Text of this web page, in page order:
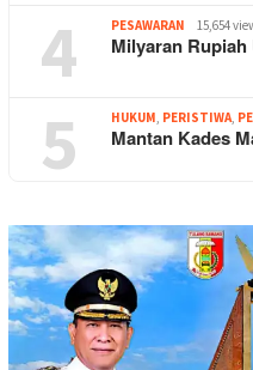
4 PESAWARAN 15,654
Milyaran
5 HUKUM, PERISTIWA,
Mantan Kades